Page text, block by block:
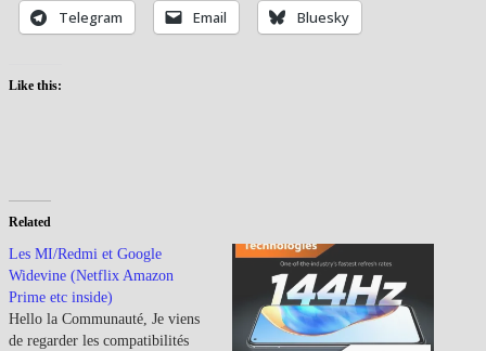
Telegram Email Bluesky
Like this:
Related
Les MI/Redmi et Google
Widevine (Netflix Amazon
Prime etc inside)
Hello la Communauté, Je viens
de regarder les compatibilités